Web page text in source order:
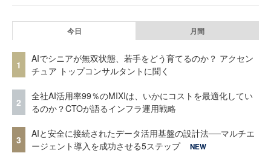
今日 月間
1
AIでシニアが無双状態、若手をどう育てるのか？ アクセン
チュア トップコンサルタントに聞く
2
全社AI活用率99％のMIXIは、いかにコストを最適化してい
るのか？CTOが語るインフラ運用戦略
3
AIと安全に接続されたデータ活用基盤の設計法──マルチエ
ージェント導入を成功させる5ステップ
NEW